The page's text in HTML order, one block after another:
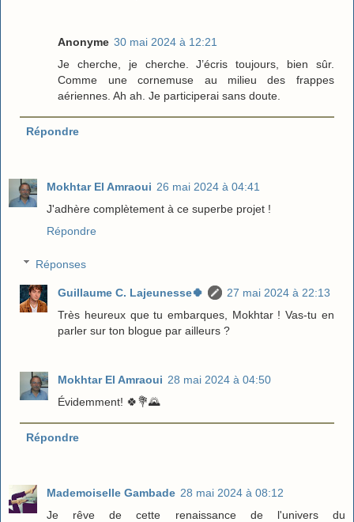
Anonyme 30 mai 2024 à 12:21
Je cherche, je cherche. J’écris toujours, bien sûr.
Comme une cornemuse au milieu des frappes
aériennes. Ah ah. Je participerai sans doute.
Répondre
Mokhtar El Amraoui 26 mai 2024 à 04:41
J'adhère complètement à ce superbe projet !
Répondre
Réponses
Guillaume C. Lajeunesse🍀
27 mai 2024 à 22:13
Très heureux que tu embarques, Mokhtar ! Vas-tu en
parler sur ton blogue par ailleurs ?
Mokhtar El Amraoui 28 mai 2024 à 04:50
Évidemment! 🍀💐🌄
Répondre
Mademoiselle Gambade 28 mai 2024 à 08:12
Je rêve de cette renaissance de l'univers du